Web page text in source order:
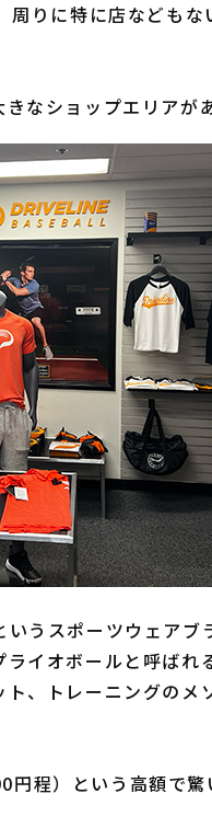
りに特に店などもな
なショップエリアがあ
うスポーツウェアブ
イオボールと呼ばれ
、トレーニングのメ
程）という高額で驚